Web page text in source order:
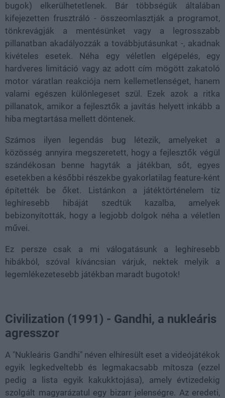
bugok) elkerülhetetlenek. Bár többségük általában
kifejezetten frusztráló - összeomlasztják a programot,
tönkrevágják a mentésünket vagy a legrosszabb
pillanatban akadályozzák a továbbjutásunkat -, akadnak
kivételes esetek. Néha egy véletlen elgépelés, egy
hardveres limitáció vagy az adott cím mögött zakatoló
motor váratlan reakciója nem kellemetlenséget, hanem
valami egészen különlegeset szül. Ezek azok a ritka
pillanatok, amikor a fejlesztők a javítás helyett inkább a
hiba megtartása mellett döntenek.
Számos ilyen legendás bug létezik, amelyeket a
közösség annyira megszeretett, hogy a fejlesztők végül
szándékosan benne hagyták a játékban, sőt, egyes
esetekben a későbbi részekbe gyakorlatilag feature-ként
építették be őket. Listánkon a játéktörténelem tíz
leghíresebb hibáját szedtük kazalba, amelyek
bebizonyították, hogy a legjobb dolgok néha a véletlen
művei.
Ez persze csak a mi válogatásunk a leghíresebb
hibákból, szóval kíváncsian várjuk, nektek melyik a
legemlékezetesebb játékban maradt bugotok!
Civilization (1991) - Gandhi, a nukleáris
agresszor
A "Nukleáris Gandhi" néven elhíresült eset a videójátékok
egyik legkedveltebb és legmakacsabb mítosza (ezzel
pedig a lista egyik kakukktojása), amely évtizedekig
szolgált magyarázatul egy bizarr jelenségre. Az eredeti,